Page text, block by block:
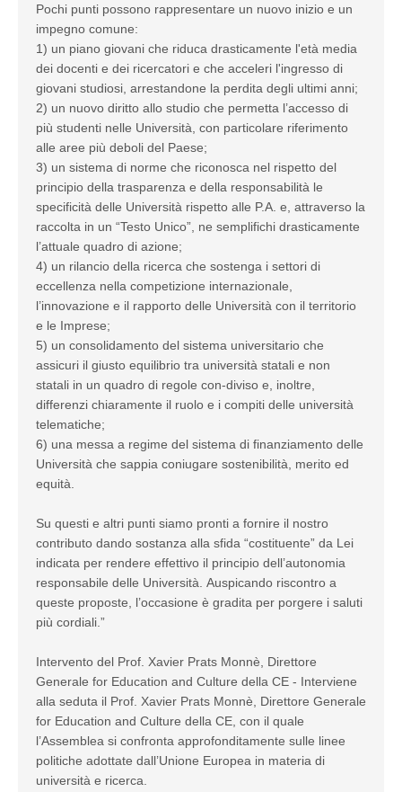
Pochi punti possono rappresentare un nuovo inizio e un
impegno comune:
1) un piano giovani che riduca drasticamente l'età media
dei docenti e dei ricercatori e che acceleri l'ingresso di
giovani studiosi, arrestandone la perdita degli ultimi anni;
2) un nuovo diritto allo studio che permetta l’accesso di
più studenti nelle Università, con particolare riferimento
alle aree più deboli del Paese;
3) un sistema di norme che riconosca nel rispetto del
principio della trasparenza e della responsabilità le
specificità delle Università rispetto alle P.A. e, attraverso la
raccolta in un “Testo Unico”, ne semplifichi drasticamente
l’attuale quadro di azione;
4) un rilancio della ricerca che sostenga i settori di
eccellenza nella competizione internazionale,
l’innovazione e il rapporto delle Università con il territorio
e le Imprese;
5) un consolidamento del sistema universitario che
assicuri il giusto equilibrio tra università statali e non
statali in un quadro di regole con-diviso e, inoltre,
differenzi chiaramente il ruolo e i compiti delle università
telematiche;
6) una messa a regime del sistema di finanziamento delle
Università che sappia coniugare sostenibilità, merito ed
equità.
Su questi e altri punti siamo pronti a fornire il nostro
contributo dando sostanza alla sfida “costituente” da Lei
indicata per rendere effettivo il principio dell’autonomia
responsabile delle Università. Auspicando riscontro a
queste proposte, l’occasione è gradita per porgere i saluti
più cordiali.”
Intervento del Prof. Xavier Prats Monnè, Direttore
Generale for Education and Culture della CE - Interviene
alla seduta il Prof. Xavier Prats Monnè, Direttore Generale
for Education and Culture della CE, con il quale
l’Assemblea si confronta approfonditamente sulle linee
politiche adottate dall’Unione Europea in materia di
università e ricerca.